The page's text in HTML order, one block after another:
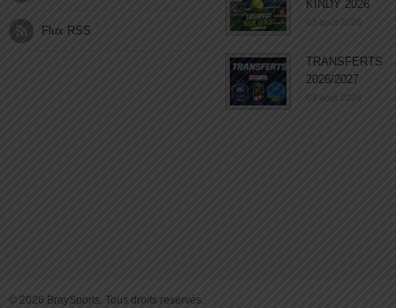
Flux RSS
KINDY 2026
03 août 2026
TRANSFERTS
2026/2027
03 août 2026
© 2026 BraySports. Tous droits reservés.